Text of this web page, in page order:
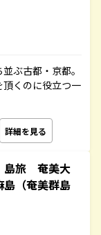
ぶ古都・京都。
くのに役立つ一
詳細を見る
旅 奄美大
（奄美群島